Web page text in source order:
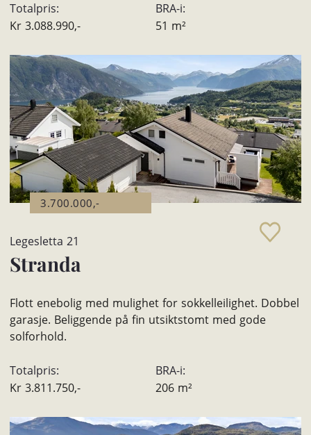
Totalpris:
Kr 3.088.990,-
BRA-i:
51 m²
3.700.000,-
Legesletta 21
Stranda
Flott enebolig med mulighet for sokkelleilighet. Dobbel
garasje. Beliggende på fin utsiktstomt med gode
solforhold.
Totalpris:
Kr 3.811.750,-
BRA-i:
206 m²